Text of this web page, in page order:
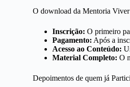
O download da Mentoria
Inscrição: O primeiro
Pagamento: Após a
Acesso ao Conteúdo:
Material Completo: O
Depoimentos de quem já